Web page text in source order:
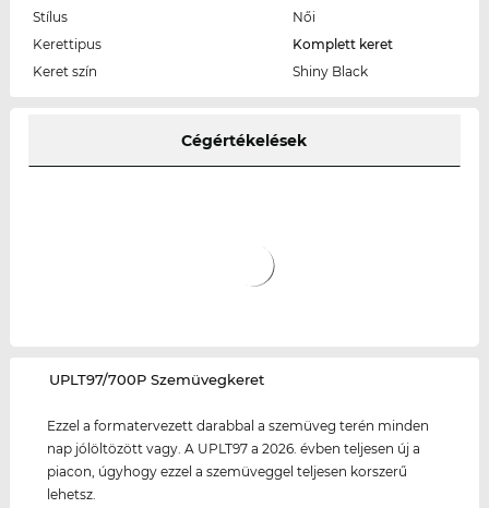
Stílus
Női
Kerettipus
Komplett keret
Keret szín
Shiny Black
Cégértékelések
‌UPLT97/700P Szemüvegkeret
Ezzel a formatervezett darabbal a szemüveg terén minden
nap jólöltözött vagy. A UPLT97 a 2026. évben teljesen új a
piacon, úgyhogy ezzel a szemüveggel teljesen korszerű
lehetsz.